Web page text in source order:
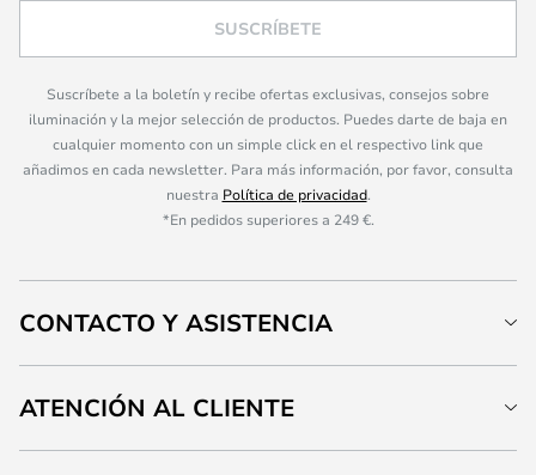
SUSCRÍBETE
Suscríbete a la boletín y recibe ofertas exclusivas, consejos sobre
iluminación y la mejor selección de productos. Puedes darte de baja en
cualquier momento con un simple click en el respectivo link que
añadimos en cada newsletter. Para más información, por favor, consulta
nuestra Política de privacidad.
*En pedidos superiores a 249 €.
CONTACTO Y ASISTENCIA
ATENCIÓN AL CLIENTE